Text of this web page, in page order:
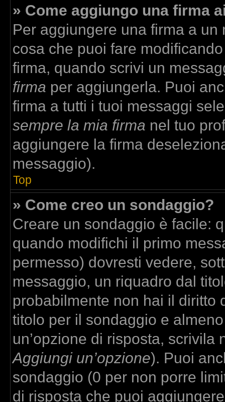
» Come aggiungo una firma
Per aggiungere una firma a
cosa che puoi fare
firma, quando scrivi un
firma per aggiungerla. Puoi
firma a tutti i tuoi messaggi
sempre la mia firma nel tuo
aggiungere la firma
messaggio).
Top
» Come creo un sondaggio?
Creare un sondaggio è facile:
quando modifichi il primo
permesso) dovresti vedere,
messaggio, un riquadro dal
probabilmente non hai il diritto
titolo per il sondaggio e
un’opzione di risposta, scrivila
Aggiungi un’opzione). Puoi
sondaggio (0 per non porre
di risposta che puoi